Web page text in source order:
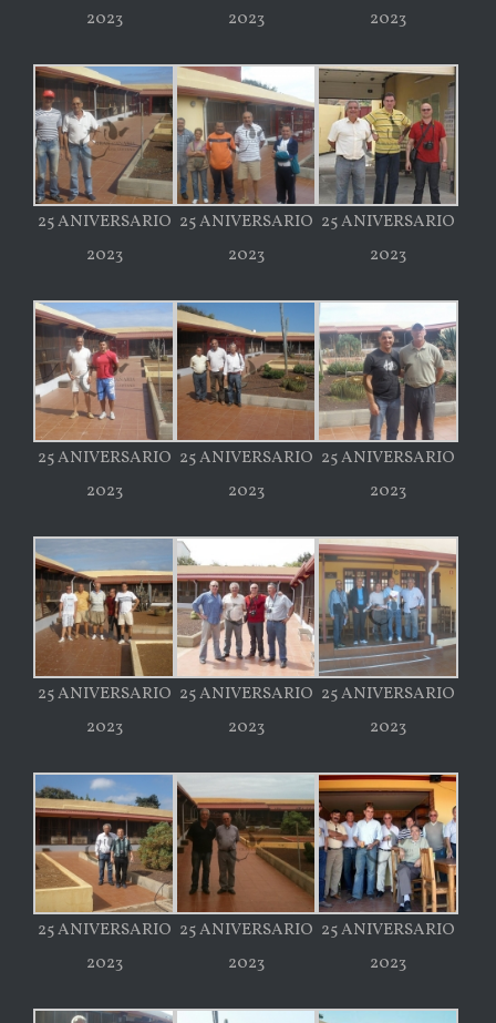
2023
2023
2023
25 ANIVERSARIO
2023
25 ANIVERSARIO
2023
25 ANIVERSARIO
2023
25 ANIVERSARIO
2023
25 ANIVERSARIO
2023
25 ANIVERSARIO
2023
25 ANIVERSARIO
2023
25 ANIVERSARIO
2023
25 ANIVERSARIO
2023
25 ANIVERSARIO
2023
25 ANIVERSARIO
2023
25 ANIVERSARIO
2023